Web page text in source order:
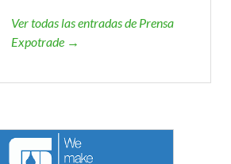
Ver todas las entradas de Prensa
Expotrade →